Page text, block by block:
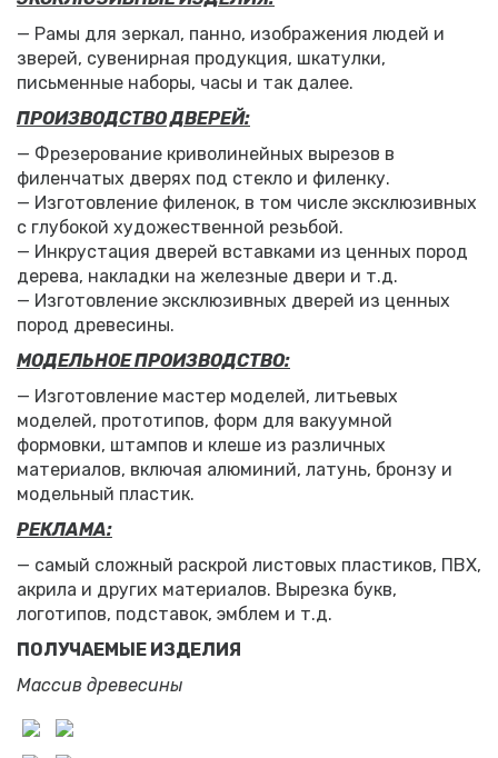
— Рамы для зеркал, панно, изображения людей и
зверей, сувенирная продукция, шкатулки,
письменные наборы, часы и так далее.
ПРОИЗВОДСТВО ДВЕРЕЙ:
— Фрезерование криволинейных вырезов в
филенчатых дверях под стекло и филенку.
— Изготовление филенок, в том числе эксклюзивных
с глубокой художественной резьбой.
— Инкрустация дверей вставками из ценных пород
дерева, накладки на железные двери и т.д.
— Изготовление эксклюзивных дверей из ценных
пород древесины.
МОДЕЛЬНОЕ ПРОИЗВОДСТВО:
— Изготовление мастер моделей, литьевых
моделей, прототипов, форм для вакуумной
формовки, штампов и клеше из различных
материалов, включая алюминий, латунь, бронзу и
модельный пластик.
РЕКЛАМА:
— самый сложный раскрой листовых пластиков, ПВХ,
акрила и других материалов. Вырезка букв,
логотипов, подставок, эмблем и т.д.
ПОЛУЧАЕМЫЕ ИЗДЕЛИЯ
Массив древесины